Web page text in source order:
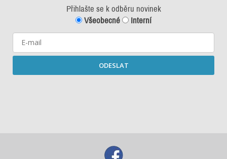
Přihlašte se k odběru novinek
Všeobecné
Interní
ODESLAT